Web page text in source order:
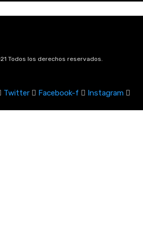
Todos los derechos reservados.
Twitter Facebook-f Instagram